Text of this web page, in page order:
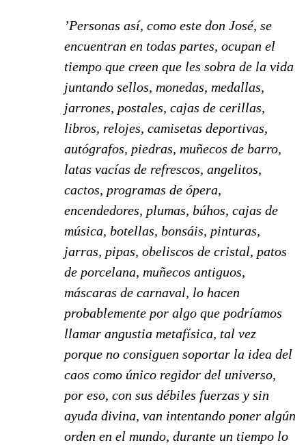
’Personas así, como este don José, se
encuentran en todas partes, ocupan el
tiempo que creen que les sobra de la vida
juntando sellos, monedas, medallas,
jarrones, postales, cajas de cerillas,
libros, relojes, camisetas deportivas,
autógrafos, piedras, muñecos de barro,
latas vacías de refrescos, angelitos,
cactos, programas de ópera,
encendedores, plumas, búhos, cajas de
música, botellas, bonsáis, pinturas,
jarras, pipas, obeliscos de cristal, patos
de porcelana, muñecos antiguos,
máscaras de carnaval, lo hacen
probablemente por algo que podríamos
llamar angustia metafísica, tal vez
porque no consiguen soportar la idea del
caos como único regidor del universo,
por eso, con sus débiles fuerzas y sin
ayuda divina, van intentando poner algún
orden en el mundo, durante un tiempo lo